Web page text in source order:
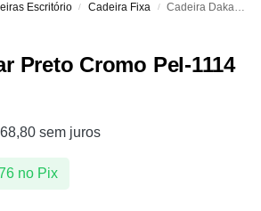
Escritório / Cadeira Fixa / Cadeira Dakar Preto Cromo Pel-1114
Preto Cromo Pel-1114
no Pix
68,80 sem juros